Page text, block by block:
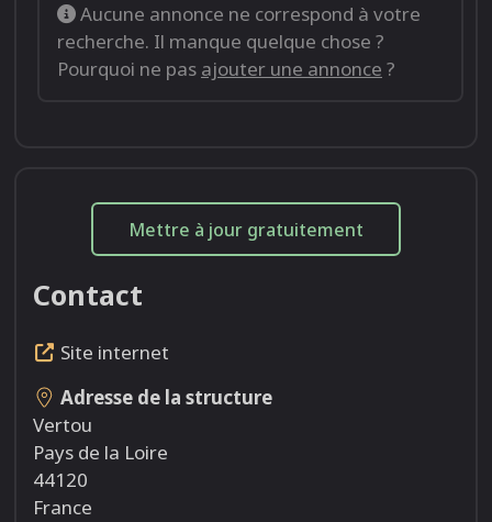
Aucune annonce ne correspond à votre
recherche. Il manque quelque chose ?
Pourquoi ne pas ajouter une annonce ?
Mettre à jour gratuitement
Contact
Site internet
Adresse de la structure
Vertou
Pays de la Loire
44120
France